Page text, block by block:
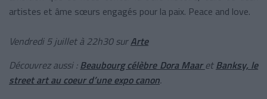
artistes et âme sœurs engagés pour la paix. Peace and love.
Vendredi 5 juillet à 22h30 surArte
Découvrez aussi :Beaubourg célèbre Dora MaaretBanksy, le
street art au coeur d’une expo canon.